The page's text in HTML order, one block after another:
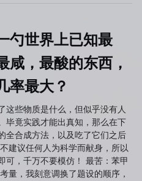
勺世界上已知最
咸，最酸的东西，
率最大？
这些物质是什么，但似乎没有人
毕竟实践才能出真知，那么在下
全合成方法，以及吃了它们之后
建议任何人为科学而献身，所以
可，千万不要模仿！ 最苦：苯甲
量，我刻意调换了题设的顺序，